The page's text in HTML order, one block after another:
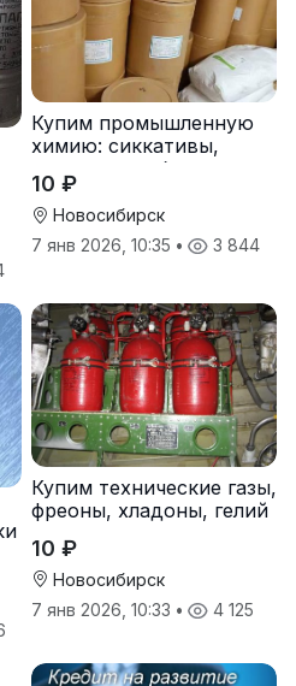
Купим промышленную
химию: сиккативы,
октоаты, стабилизаторы
10 ₽
Новосибирск
7 янв 2026, 10:35 • 3 844
Купим технические газы,
фреоны, хладоны, гелий
10 ₽
Новосибирск
7 янв 2026, 10:33 • 4 125